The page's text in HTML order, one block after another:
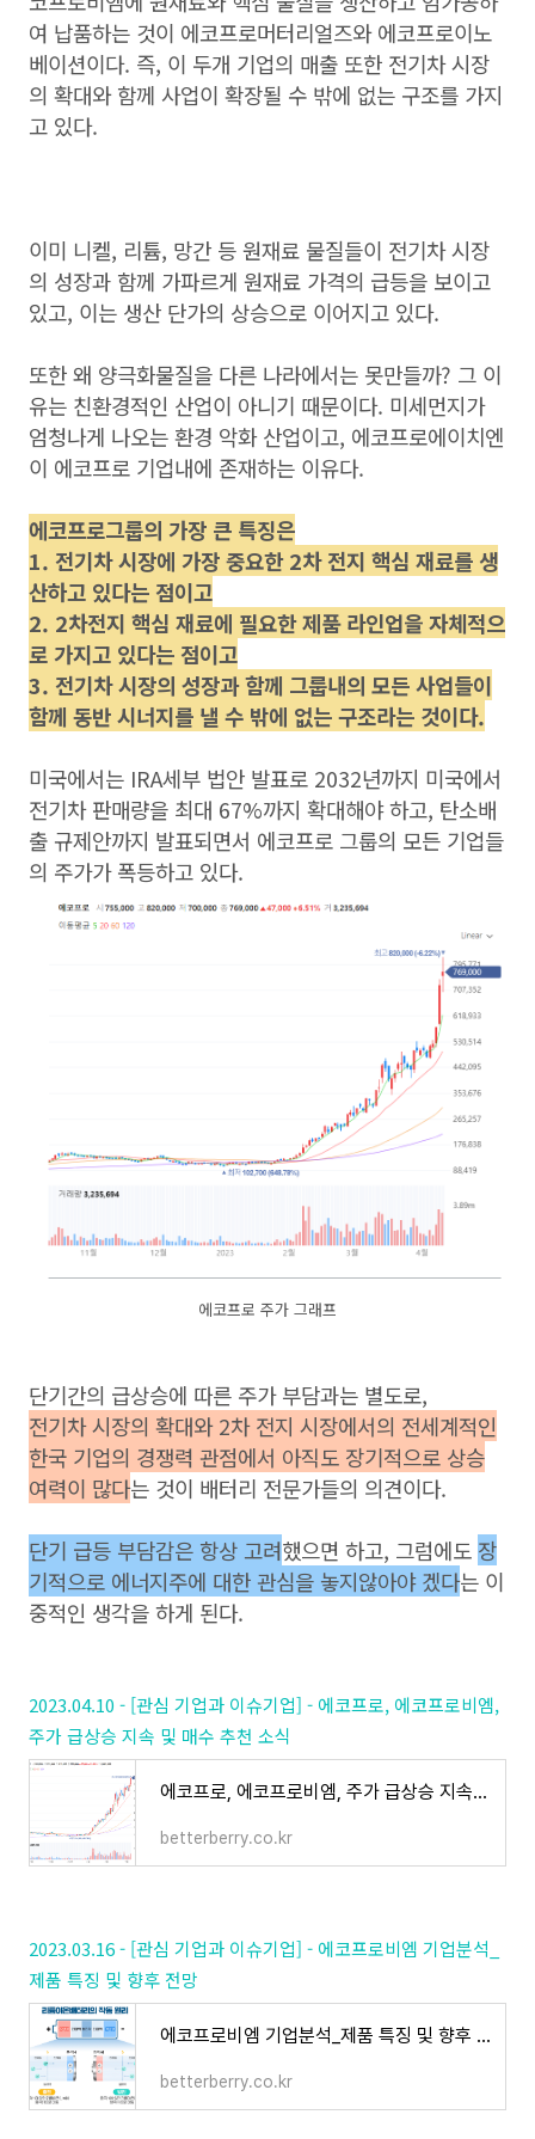
여 납품하는 것이 에코프로머터리얼즈와 에코프로이노
베이션이다. 즉, 이 두개 기업의 매출 또한 전기차 시장
의 확대와 함께 사업이 확장될 수 밖에 없는 구조를 가지
고 있다.
이미 니켈, 리튬, 망간 등 원재료 물질들이 전기차 시장
의 성장과 함께 가파르게 원재료 가격의 급등을 보이고
있고, 이는 생산 단가의 상승으로 이어지고 있다.
또한 왜 양극화물질을 다른 나라에서는 못만들까? 그 이
유는 친환경적인 산업이 아니기 때문이다. 미세먼지가
엄청나게 나오는 환경 악화 산업이고, 에코프로에이치엔
이 에코프로 기업내에 존재하는 이유다.
에코프로그룹의 가장 큰 특징은
1. 전기차 시장에 가장 중요한 2차 전지 핵심 재료를 생
산하고 있다는 점이고
2. 2차전지 핵심 재료에 필요한 제품 라인업을 자체적으
로 가지고 있다는 점이고
3. 전기차 시장의 성장과 함께 그룹내의 모든 사업들이
함께 동반 시너지를 낼 수 밖에 없는 구조라는 것이다.
미국에서는 IRA세부 법안 발표로 2032년까지 미국에서
전기차 판매량을 최대 67%까지 확대해야 하고, 탄소배
출 규제안까지 발표되면서 에코프로 그룹의 모든 기업들
의 주가가 폭등하고 있다.
에코프로 주가 그래프
단기간의 급상승에 따른 주가 부담과는 별도로,
전기차 시장의 확대와 2차 전지 시장에서의 전세계적인
한국 기업의 경쟁력 관점에서 아직도 장기적으로 상승
여력이 많다는 것이 배터리 전문가들의 의견이다.
단기 급등 부담감은 항상 고려했으면 하고, 그럼에도 장
기적으로 에너지주에 대한 관심을 놓지않아야 겠다는 이
중적인 생각을 하게 된다.
2023.04.10 - [관심 기업과 이슈기업] - 에코프로, 에코프로비엠,
주가 급상승 지속 및 매수 추천 소식
에코프로, 에코프로비엠, 주가 급상승 지속 및 매수 추천 소식
betterberry.co.kr
2023.03.16 - [관심 기업과 이슈기업] - 에코프로비엠 기업분석_
제품 특징 및 향후 전망
에코프로비엠 기업분석_제품 특징 및 향후 전망
betterberry.co.kr